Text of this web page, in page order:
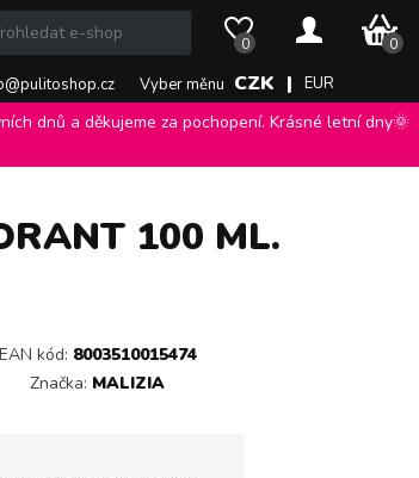
Vyber měnu CZK | EUR
0 0
0 Kč
dnů a děkujeme za pochopení. Krásné letní dny🌞
dámský tělový deodorant 100 ml.
100 ML.
EAN kód: 8003510015474
Značka: MALIZIA